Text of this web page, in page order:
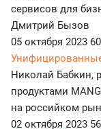
сервисов для
Дмитрий Бызов
05 октября 2023
Николай Бабкин,
продуктами
на российком
02 октября 2023